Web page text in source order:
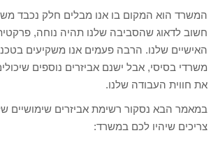
המשרד הוא המקום בו אנו מבלים חלק נכבד
חשוב לדאוג שהסביבה שלנו תהיה נוחה,
האישיים שלנו. הרבה פעמים אנו משקיעים
משרדי בסיסי, אבל ישנם אביזרים נוספים
את חווית העבודה שלנו.
במאמר הבא נסקור רשימת אביזרים שימושיים
צריכים שיהיו לכם במשרד: